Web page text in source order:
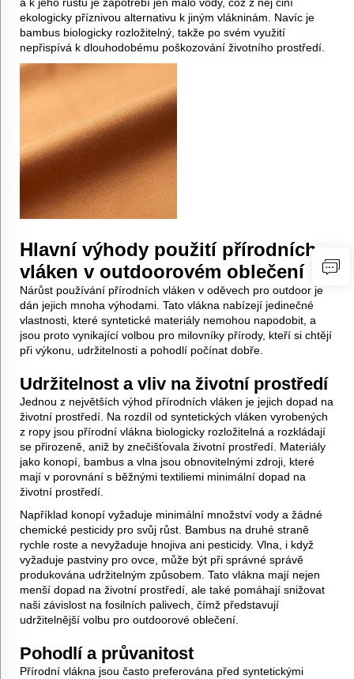
ekologicky příznivou alternativu k jiným vlákninám. Navíc je
bambus biologicky rozložitelný, takže po svém využití
nepřispívá k dlouhodobému poškozování životního prostředí.
Hlavní výhody použití přírodních
vláken v outdoorovém oblečení
Nárůst používání přírodních vláken v oděvech pro outdoor je
dán jejich mnoha výhodami. Tato vlákna nabízejí jedinečné
vlastnosti, které syntetické materiály nemohou napodobit, a
jsou proto vynikající volbou pro milovníky přírody, kteří si chtějí
při výkonu, udržitelnosti a pohodlí počínat dobře.
Udržitelnost a vliv na životní prostředí
Jednou z největších výhod přírodních vláken je jejich dopad na
životní prostředí. Na rozdíl od syntetických vláken vyrobených
z ropy jsou přírodní vlákna biologicky rozložitelná a rozkládají
se přirozeně, aniž by znečišťovala životní prostředí. Materiály
jako konopí, bambus a vlna jsou obnovitelnými zdroji, které
mají v porovnání s běžnými textiliemi minimální dopad na
životní prostředí.
Například konopí vyžaduje minimální množství vody a žádné
chemické pesticidy pro svůj růst. Bambus na druhé straně
rychle roste a nevyžaduje hnojiva ani pesticidy. Vlna, i když
vyžaduje pastviny pro ovce, může být při správné správě
produkována udržitelným způsobem. Tato vlákna mají nejen
menší dopad na životní prostředí, ale také pomáhají snižovat
naši závislost na fosilních palivech, čímž představují
udržitelnější volbu pro outdoorové oblečení.
Pohodlí a průvanitost
Přírodní vlákna jsou často preferována před syntetickými